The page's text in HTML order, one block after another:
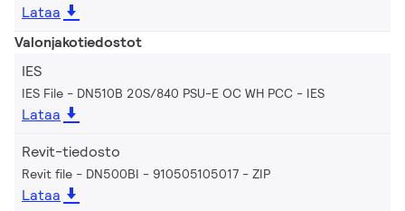
Lataa
Valonjakotiedostot
IES
IES File - DN510B 20S/840 PSU-E OC WH PCC IES
Lataa
Revit-tiedosto
Revit file - DN500BI - 910505105017 ZIP
Lataa